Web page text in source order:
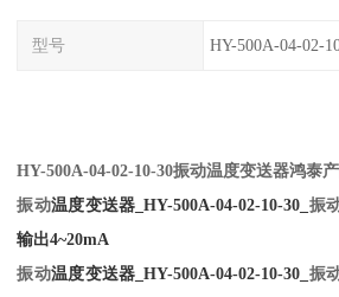
型号 HY-500A-04-02-
HY-500A-04-02-10-30振动温度变送器鸿泰
振动温度变送器_HY-500A-04-02-10-30_ 振
输出4~20mA
振动温度变送器_HY-500A-04-02-10-30_ 振